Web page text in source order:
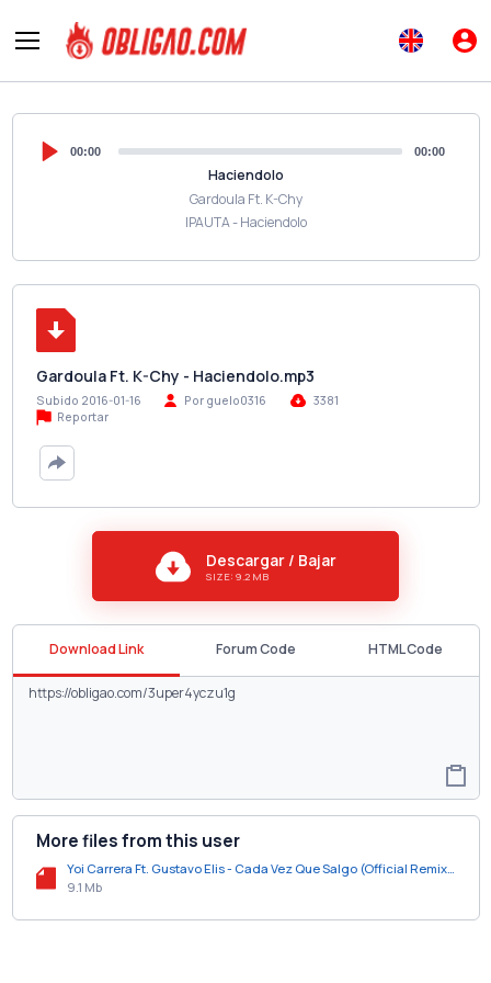
00:00 00:00
Haciendolo
Gardoula Ft. K-Chy
IPAUTA - Haciendolo
Gardoula Ft. K-Chy - Haciendolo.mp3
Subido 2016-01-16 Por guelo0316
3381
Reportar
Descargar / Bajar
SIZE: 9.2 MB
Download Link Forum Code HTML Code
More files from this user
Yoi Carrera Ft. Gustavo Elis - Cada Vez Que Salgo (Official Remix).mp3
9.1 Mb